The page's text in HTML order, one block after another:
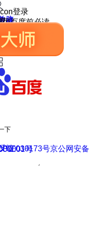
登录
注
藏
心
馈百度前必读
下
馈
证030173号
号